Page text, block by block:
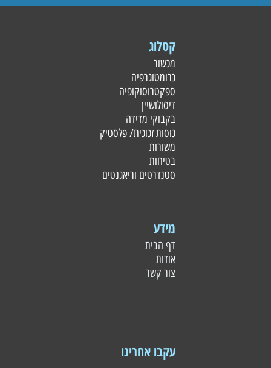
קטלוג
מכשור
כרומטוגרפיה
ספקטרוסוקופיה
דיסולושיין
בקבוקי מדידה
כוסות זכוכית/ פלסטיק
משורות
בטיחות
סטנדרטים וריאגנטים
מידע
דף הבית
אודות
צור קשר
עקבו אחרינו